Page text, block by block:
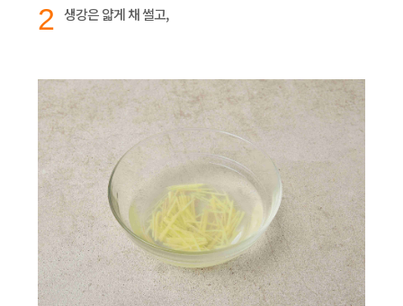
2 생강은 얇게 채 썰고,